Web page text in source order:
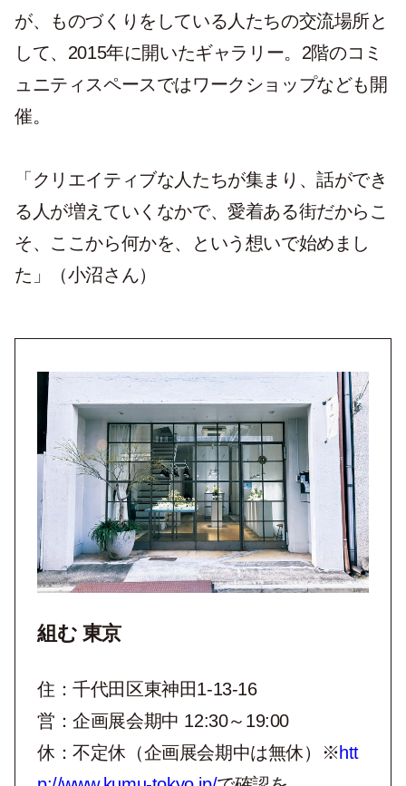
が、ものづくりをしている人たちの交流場所と
して、2015年に開いたギャラリー。2階のコミ
ュニティスペースではワークショップなども開
催。
「クリエイティブな人たちが集まり、話ができ
る人が増えていくなかで、愛着ある街だからこ
そ、ここから何かを、という想いで始めまし
た」（小沼さん）
組む 東京
住：千代田区東神田1-13-16
営：企画展会期中 12:30～19:00
休：不定休（企画展会期中は無休）※ htt